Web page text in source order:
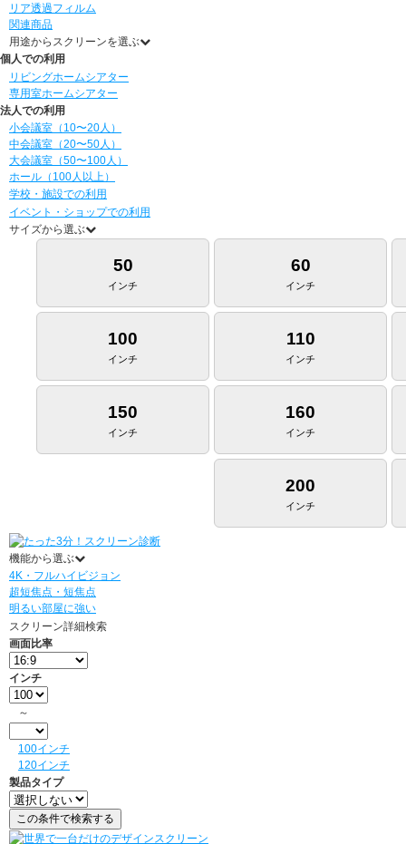
リア透過フィルム
関連商品
用途からスクリーンを選ぶ
個人での利用
リビングホームシアター
専用室ホームシアター
法人での利用
小会議室（10〜20人）
中会議室（20〜50人）
大会議室（50〜100人）
ホール（100人以上）
学校・施設での利用
イベント・ショップでの利用
サイズから選ぶ
50
インチ
60
インチ
100
インチ
110
インチ
150
インチ
160
インチ
200
インチ
機能から選ぶ
4K・フルハイビジョン
超短焦点・短焦点
明るい部屋に強い
スクリーン詳細検索
画面比率
インチ
～
100インチ
120インチ
製品タイプ